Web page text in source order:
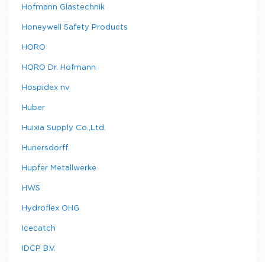
Hofmann Glastechnik
Honeywell Safety Products
HORO
HORO Dr. Hofmann
Hospidex nv
Huber
Huixia Supply Co.,Ltd.
Hunersdorff
Hupfer Metallwerke
HWS
Hydroflex OHG
Icecatch
IDCP B.V.